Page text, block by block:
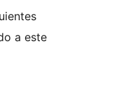
a este